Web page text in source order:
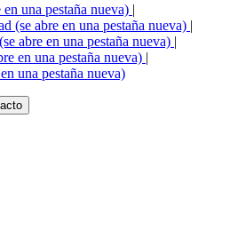
en una pestaña nueva) |
(se abre en una pestaña nueva) |
(se abre en una pestaña nueva) |
en una pestaña nueva) |
una pestaña nueva)